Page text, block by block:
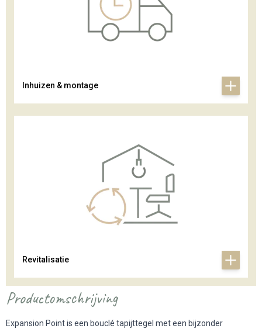
Inhuizen & montage
Revitalisatie
Productomschrijving
Expansion Point is een bouclé tapijttegel met een bijzonder